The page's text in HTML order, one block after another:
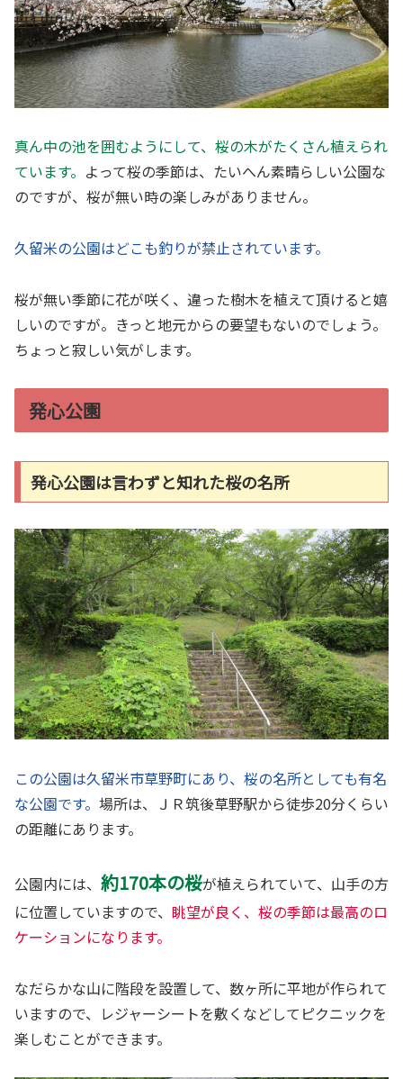
真ん中の池を囲むようにして、桜の木がたくさん植えられ
ています。 よって桜の季節は、たいへん素晴らしい公園な
のですが、桜が無い時の楽しみがありません。
久留米の公園はどこも釣りが禁止されています。
桜が無い季節に花が咲く、違った樹木を植えて頂けると嬉
しいのですが。きっと地元からの要望もないのでしょう。
ちょっと寂しい気がします。
発心公園
発心公園は言わずと知れた桜の名所
この公園は久留米市草野町にあり、桜の名所としても有名
な公園です。 場所は、ＪＲ筑後草野駅から徒歩20分くらい
の距離にあります。
公園内には、 約170本の桜が植えられていて、山手の方
に位置していますので、 眺望が良く、桜の季節は最高のロ
ケーションになります。
なだらかな山に階段を設置して、数ヶ所に平地が作られて
いますので、レジャーシートを敷くなどしてピクニックを
楽しむことができます。